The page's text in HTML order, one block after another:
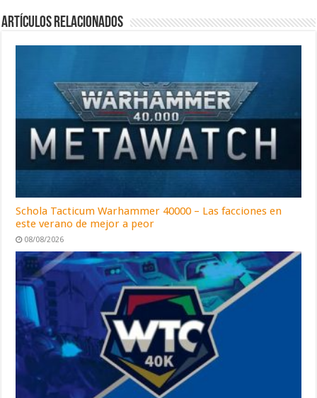
Artículos relacionados
Schola Tacticum Warhammer 40000 – Las facciones en
este verano de mejor a peor
08/08/2026